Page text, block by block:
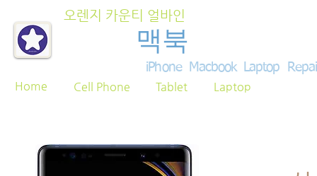
오렌지 카운티 얼바인
맥북
iPhone Macbook Laptop
Home
Cell Phone Tablet Laptop